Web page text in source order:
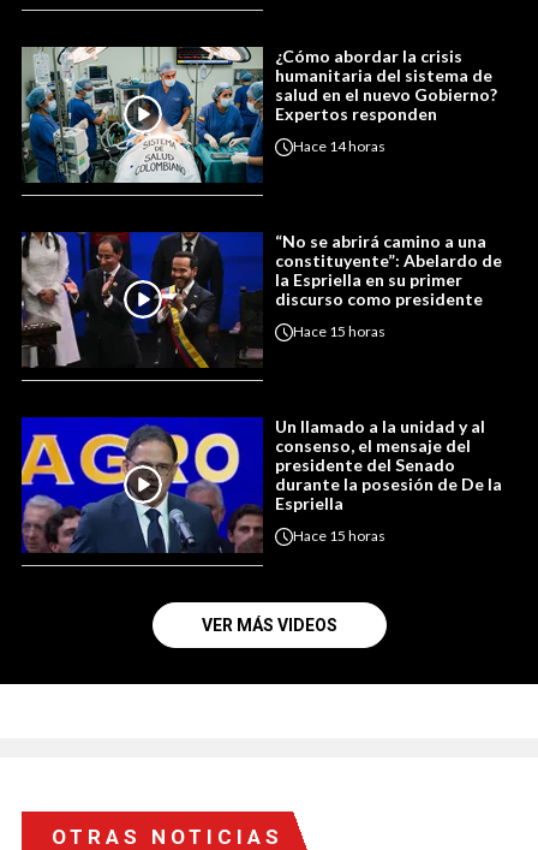
¿Cómo abordar la crisis
humanitaria del sistema de
salud en el nuevo Gobierno?
Expertos responden
Hace 14 horas
“No se abrirá camino a una
constituyente”: Abelardo de
la Espriella en su primer
discurso como presidente
Hace 15 horas
Un llamado a la unidad y al
consenso, el mensaje del
presidente del Senado
durante la posesión de De la
Espriella
Hace 15 horas
VER MÁS VIDEOS
OTRAS NOTICIAS